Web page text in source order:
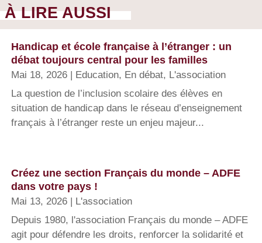
À LIRE AUSSI
Handicap et école française à l’étranger : un
débat toujours central pour les familles
Mai 18, 2026 Education, En débat, L'association
La question de l’inclusion scolaire des élèves en
situation de handicap dans le réseau d’enseignement
français à l’étranger reste un enjeu majeur...
Créez une section Français du monde – ADFE
dans votre pays !
Mai 13, 2026
L'association
Depuis 1980, l'association Français du monde – ADFE
agit pour défendre les droits, renforcer la solidarité et